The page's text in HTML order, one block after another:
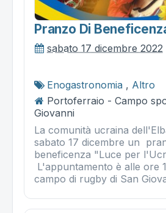
Pranzo Di
sabato 17 dicembre 2022
Enogastronomia , Altro
Portoferraio - Campo
Giovanni
La comunità ucraina
sabato 17 dicembre un
beneficenza "Luce per
L'appuntamento è alle ore
campo di rugby di San